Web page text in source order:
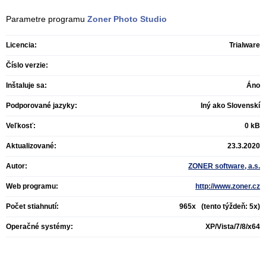
Parametre programu Zoner Photo Studio
Licencia: Trialware
Číslo verzie:
Inštaluje sa: Áno
Podporované jazyky: Iný ako Slovenskí
Veľkosť: 0 kB
Aktualizované: 23.3.2020
Autor: ZONER software, a.s.
Web programu: http://www.zoner.cz
Počet stiahnutí: 965x (tento týždeň: 5x)
Operačné systémy: XP/Vista/7/8/x64